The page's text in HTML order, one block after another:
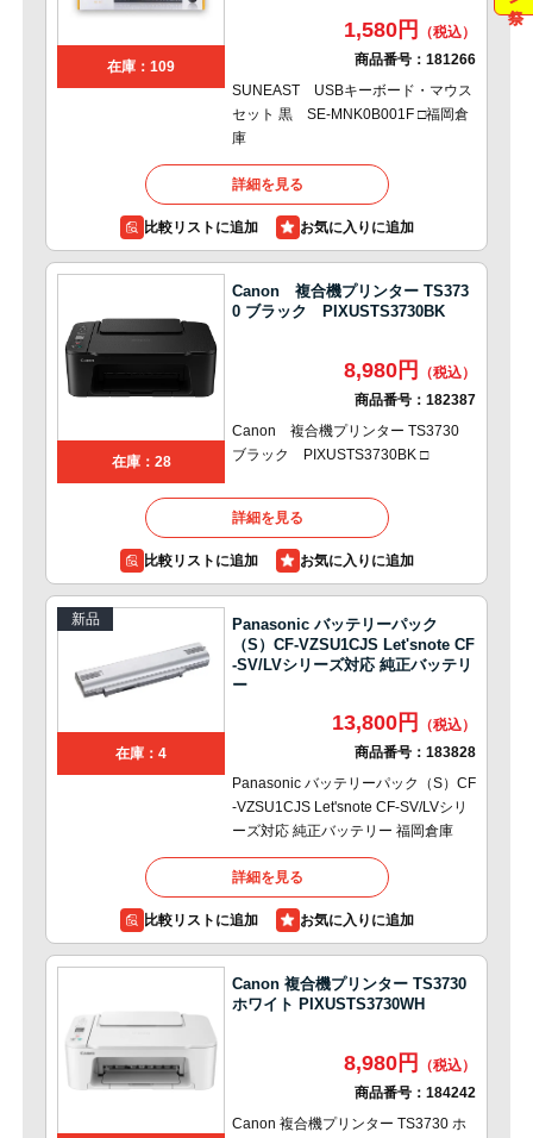
在庫：109
1,580円
商品番号： 181266
SUNEAST USBキーボード・マウス
セット 黒 SE-MNK0B001F □福岡倉
庫
詳細を見る
比較リストに追加
在庫：28
Canon 複合機プリンター TS373
0 ブラック PIXUSTS3730BK
8,980円
商品番号： 182387
Canon 複合機プリンター TS3730
ブラック PIXUSTS3730BK □
詳細を見る
比較リストに追加
新品
在庫：4
Panasonic バッテリーパック
（S）CF-VZSU1CJS Let'snote CF
-SV/LVシリーズ対応 純正バッテリ
ー
13,800円
商品番号： 183828
Panasonic バッテリーパック（S）CF
-VZSU1CJS Let'snote CF-SV/LVシリ
ーズ対応 純正バッテリー 福岡倉庫
詳細を見る
比較リストに追加
Canon 複合機プリンター TS3730
ホワイト PIXUSTS3730WH
8,980円
商品番号： 184242
Canon 複合機プリンター TS3730 ホ